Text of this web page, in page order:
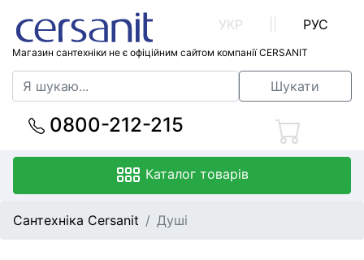
Магазин сантехніки не є офіційним сайтом компанії CERSANIT
УКР РУС
Шукати
0800-212-215
Каталог товарів
Сантехніка Cersanit Душі